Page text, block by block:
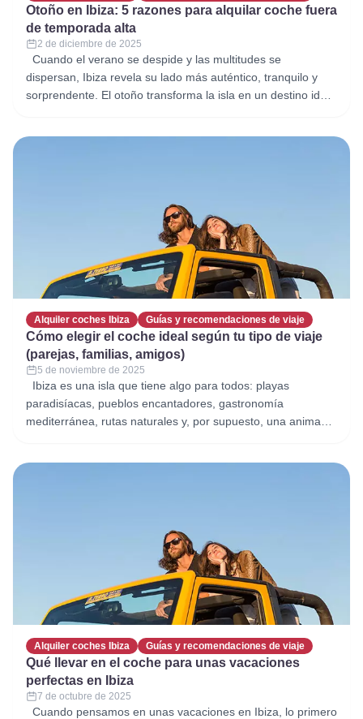
Otoño en Ibiza: 5 razones para alquilar coche fuera
de temporada alta
2 de diciembre de 2025
Cuando el verano se despide y las multitudes se
dispersan, Ibiza revela su lado más auténtico, tranquilo y
sorprendente. El otoño transforma la isla en un destino ideal
Alquiler coches Ibiza Guías y recomendaciones de viaje
Cómo elegir el coche ideal según tu tipo de viaje
(parejas, familias, amigos)
5 de noviembre de 2025
Ibiza es una isla que tiene algo para todos: playas
paradisíacas, pueblos encantadores, gastronomía
mediterránea, rutas naturales y, por supuesto, una animada
Alquiler coches Ibiza Guías y recomendaciones de viaje
Qué llevar en el coche para unas vacaciones
perfectas en Ibiza
7 de octubre de 2025
Cuando pensamos en unas vacaciones en Ibiza, lo primero